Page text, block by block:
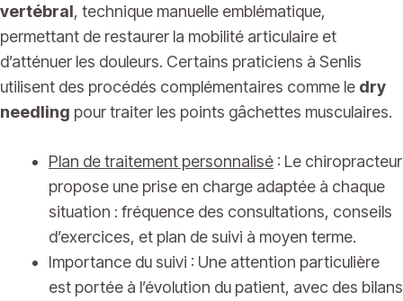
vertébral, technique manuelle emblématique,
permettant de restaurer la mobilité articulaire et
d’atténuer les douleurs. Certains praticiens à Senlis
utilisent des procédés complémentaires comme le dry
needling pour traiter les points gâchettes musculaires.
Plan de traitement personnalisé : Le chiropracteur
propose une prise en charge adaptée à chaque
situation : fréquence des consultations, conseils
d’exercices, et plan de suivi à moyen terme.
Importance du suivi : Une attention particulière
est portée à l’évolution du patient, avec des bilans